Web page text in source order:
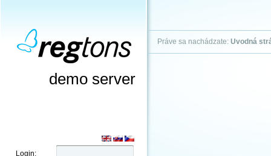
demo server
Login:
Práve sa nachádzate: Uvodná